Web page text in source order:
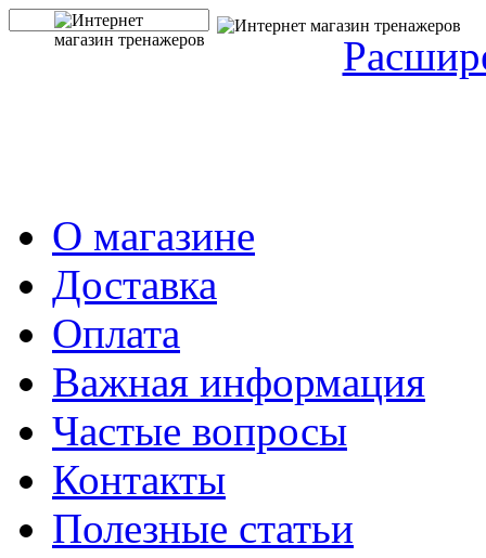
О магазине
Доставка
Оплата
Важная информация
Частые вопросы
Контакты
Полезные статьи